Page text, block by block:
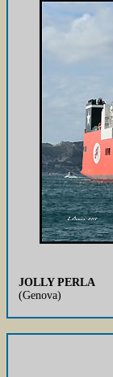
JOLLY PERLA
(Genova)